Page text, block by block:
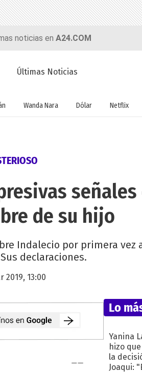
noticias en A24.COM
Últimas Noticias
Wanda Nara Dólar Netflix
de su hijo
Indalecio por primera vez
declaraciones.
2019, 13:00
Lo
Yanina
hizo
la
Joaqui: